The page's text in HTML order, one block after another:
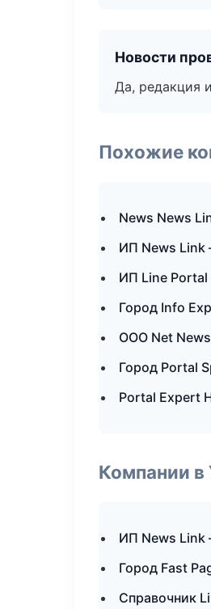
Новости
Да, редакция
Похожие
News News
ИП News Link
ИП Line
Город Info
ООО Net
Город Portal
Portal Expert
Компании в
ИП News
Город Fast
Справочник